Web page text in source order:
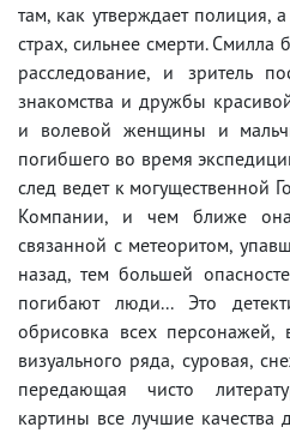
там, как утверждает полиция, а
страх, сильнее смерти. Смилла
расследование, и зритель
знакомства и дружбы
и волевой женщины и
погибшего во время
след ведет к могущественной
Компании, и чем ближе
связанной с метеоритом,
назад, тем большей
погибают люди... Это
обрисовка всех персонажей,
визуального ряда, суровая,
передающая чисто
картины все лучшие